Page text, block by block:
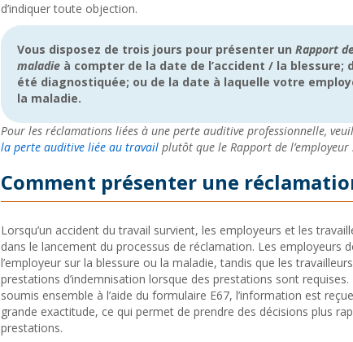
d’indiquer toute objection.
Vous disposez de trois jours pour présenter un Rapport
maladie à compter de la date de l’accident / la blessure;
été diagnostiquée; ou de la date à laquelle votre
la maladie.
Pour les réclamations liées à une perte auditive professionnelle,
la perte auditive liée au travail plutôt que le Rapport de
Comment présenter une
Lorsqu’un accident du travail survient, les employeurs et les
dans le lancement du processus de réclamation. Les employeurs
l’employeur sur la blessure ou la maladie, tandis que les
prestations d’indemnisation lorsque des prestations sont
soumis ensemble à l’aide du formulaire E67, l’information est
grande exactitude, ce qui permet de prendre des décisions plus
prestations.